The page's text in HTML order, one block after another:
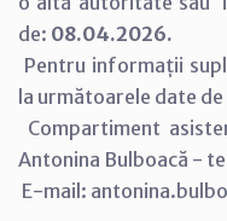
de: 08.04.2026.
Pentru informații
la următoarele date
Compartiment
Antonina Bulboacă -
E-mail: